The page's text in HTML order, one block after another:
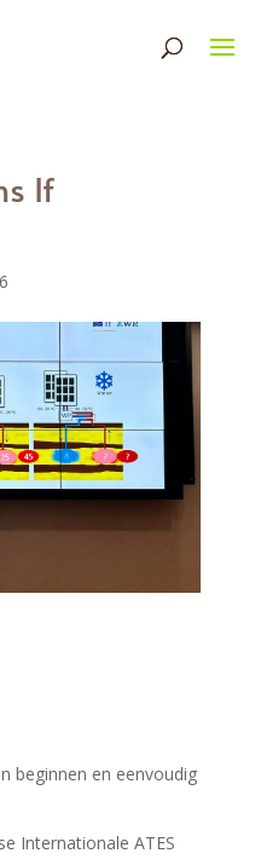
If
beginnen en eenvoudig
Internationale ATES